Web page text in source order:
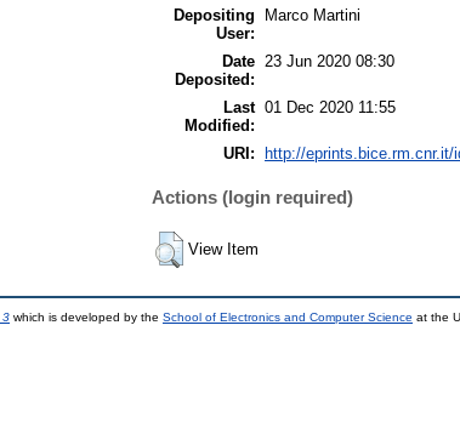
Depositing
User:
Marco Martini
Date
Deposited:
23 Jun 2020 08:30
Last
Modified:
01 Dec 2020 11:55
URI: http://eprints.bice.rm.cnr.it/
Actions (login required)
View Item
3 which is developed by the School of Electronics and Computer Science at the